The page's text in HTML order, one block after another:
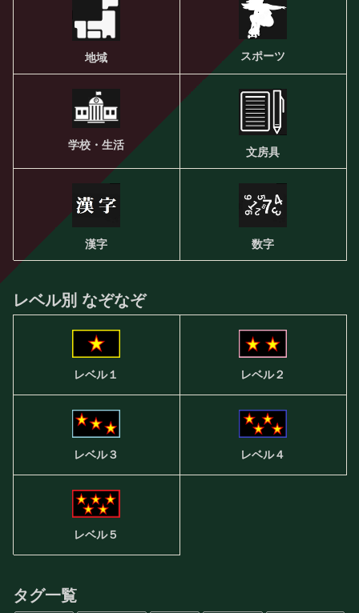
地域 スポーツ
学校・生活
文房具
漢字 数字
レベル別 なぞなぞ
レベル１ レベル２
レベル３ レベル４
レベル５
タグ一覧